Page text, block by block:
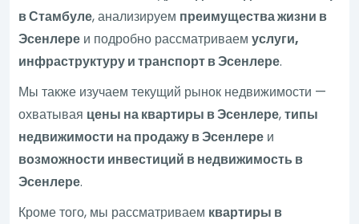
в Стамбуле, анализируем преимущества жизни в
Эсенлере и подробно рассматриваемуслуги,
инфраструктуру и транспорт в Эсенлере.
Мы также изучаем текущий рынок недвижимости —
охватывая цены на квартиры в Эсенлере,типы
недвижимости на продажу в Эсенлере и
возможности инвестиций в недвижимость в
Эсенлере.
Кроме того, мы рассматриваем квартиры в